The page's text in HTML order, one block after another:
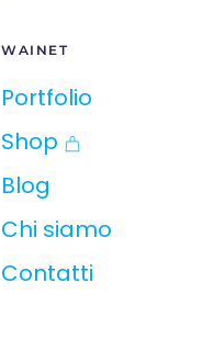
WAINET
Portfolio
Shop
Blog
Chi siamo
Contatti